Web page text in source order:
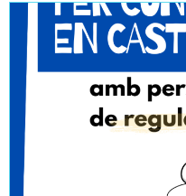
Sensibilització
Tipologies
Activitat al carrer
Activitat equipament
municipal